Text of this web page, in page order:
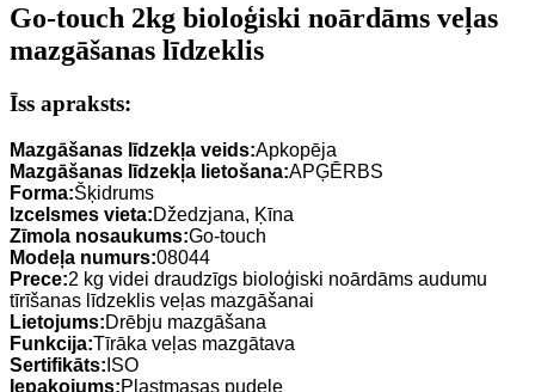
Go-touch 2kg bioloģiski noārdāms veļas
mazgāšanas līdzeklis
Īss apraksts:
Mazgāšanas līdzekļa veids:Apkopēja
Mazgāšanas līdzekļa lietošana:APĢĒRBS
Forma:Šķidrums
Izcelsmes vieta:Džedzjana, Ķīna
Zīmola nosaukums:Go-touch
Modeļa numurs:08044
Prece:2 kg videi draudzīgs bioloģiski noārdāms audumu
tīrīšanas līdzeklis veļas mazgāšanai
Lietojums:Drēbju mazgāšana
Funkcija:Tīrāka veļas mazgātava
Sertifikāts: ISO
Iepakojums:Plastmasas pudele